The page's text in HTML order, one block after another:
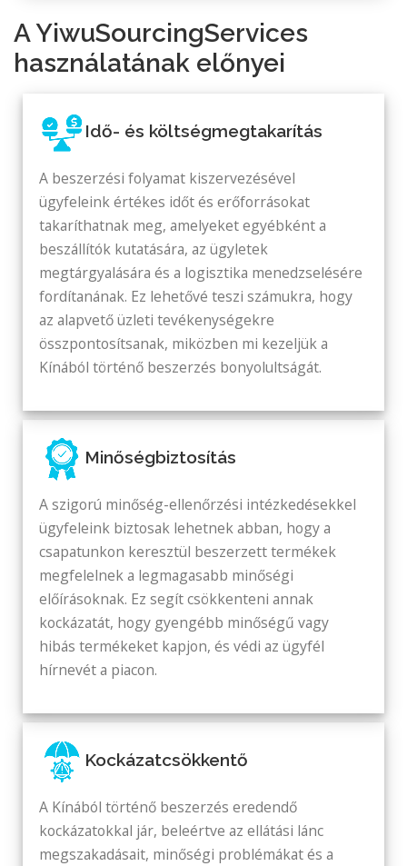
A YiwuSourcingServices
használatának előnyei
Idő- és költségmegtakarítás
A beszerzési folyamat kiszervezésével
ügyfeleink értékes időt és erőforrásokat
takaríthatnak meg, amelyeket egyébként a
beszállítók kutatására, az ügyletek
megtárgyalására és a logisztika menedzselésére
fordítanának. Ez lehetővé teszi számukra, hogy
az alapvető üzleti tevékenységekre
összpontosítsanak, miközben mi kezeljük a
Kínából történő beszerzés bonyolultságát.
Minőségbiztosítás
A szigorú minőség-ellenőrzési intézkedésekkel
ügyfeleink biztosak lehetnek abban, hogy a
csapatunkon keresztül beszerzett termékek
megfelelnek a legmagasabb minőségi
előírásoknak. Ez segít csökkenteni annak
kockázatát, hogy gyengébb minőségű vagy
hibás termékeket kapjon, és védi az ügyfél
hírnevét a piacon.
Kockázatcsökkentő
A Kínából történő beszerzés eredendő
kockázatokkal jár, beleértve az ellátási lánc
megszakadásait, minőségi problémákat és a